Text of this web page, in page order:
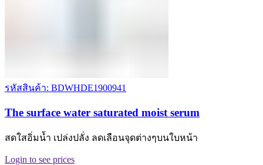
รหัสสินค้า: BDWHDE1900941
The surface water saturated moist serum
สดใสอิ่มน้ำ เปล่งปลั่ง ลดเลือนจุดต่างๆบนใบหน้า
Login to see prices